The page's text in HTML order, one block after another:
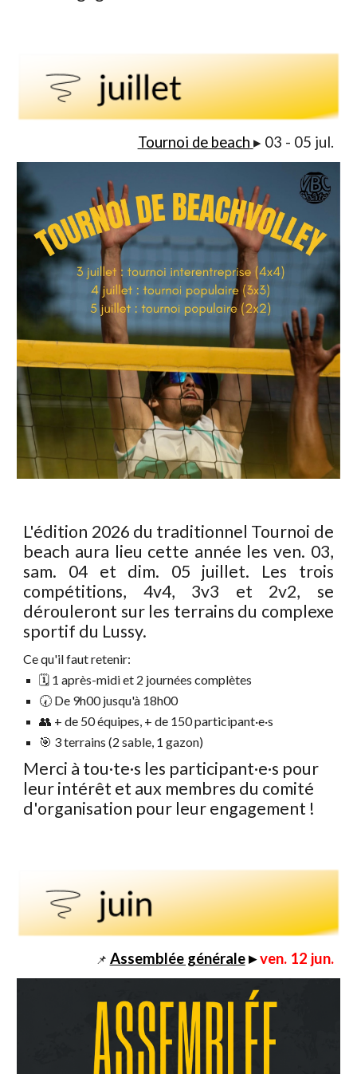
Tournoi de beach ▸ 03 - 05 jul.
L'édition 2026 du traditionnel Tournoi de
beach aura lieu cette année les ven. 03,
sam. 04 et dim. 05 juillet. Les trois
compétitions, 4v4, 3v3 et 2v2, se
dérouleront sur les terrains du complexe
sportif du Lussy.
Ce qu'il faut retenir:
🗓️ 1 après-midi et 2 journées complètes
🕢 De 9h00 jusqu'à 18h00
👥 + de 50équipes, + de 150 participant·e·s
🎯 3 terrains (2 sable, 1 gazon)
Merci à tou·te·s les participant·e·s pour
leur intérêt et aux membres du comité
d'organisation pour leur engagement !
📌 Assemblée générale ▸ven. 12 jun.